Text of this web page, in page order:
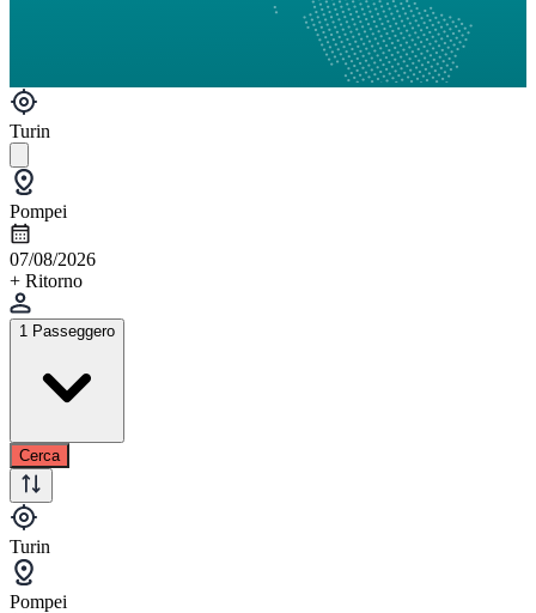
Turin
Pompei
07/08/2026
+ Ritorno
1 Passeggero
Cerca
Turin
Pompei